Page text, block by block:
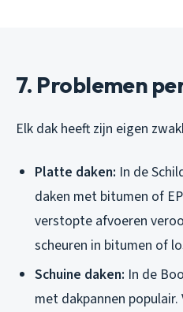
7. Problemen
Elk dak heeft zijn eigen
Platte daken: In de
daken met bitumen of
verstopte afvoeren
scheuren in bitumen of
Schuine daken: In de
met dakpannen